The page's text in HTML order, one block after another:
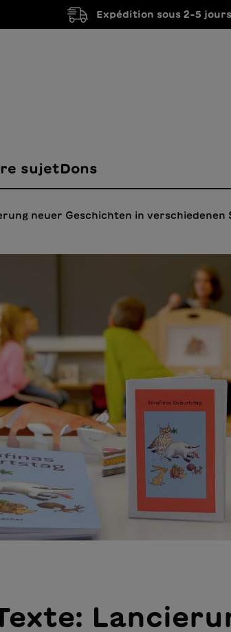
Expédition sous 2-5
sujetDons
neuer Geschichten in verschiedenen